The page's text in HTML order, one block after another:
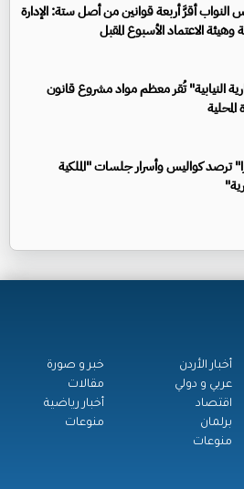
أقرَّ أربعة قوانين من أصل ستة: الإدارة
وهيئة الاعتماد الأسبوع المقبل
النيابية" تُقر معظم مواد مشروع قانون
المحلية
ترصد كواليس وأسرار جلسات "الملكية
أخبار الأردن
عربي و دولي
اقتصاد
برلمان
منوعات
خبر و صورة
مقالات
أخبار رياضية
منوعات